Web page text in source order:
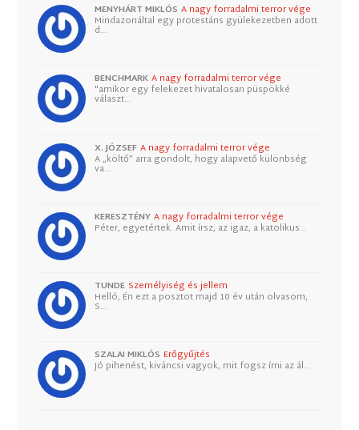
MENYHÁRT MIKLÓS A nagy forradalmi terror vége
Mindazonáltal egy protestáns gyülekezetben adott
d…
BENCHMARK A nagy forradalmi terror vége
"amikor egy felekezet hivatalosan püspökké
választ…
X. JÓZSEF A nagy forradalmi terror vége
A „költő” arra gondolt, hogy alapvető különbség
va…
KERESZTÉNY A nagy forradalmi terror vége
Péter, egyetértek. Amit írsz, az igaz, a katolikus…
TUNDE Személyiség és jellem
Helló, Én ezt a posztot majd 10 év után olvasom,
S…
SZALAI MIKLÓS Erőgyűjtés
Jó pihenést, kiváncsi vagyok, mit fogsz írni az ál…